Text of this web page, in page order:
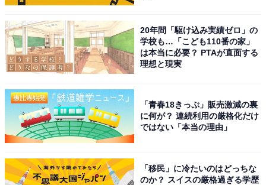
アクセス・料金情報は？ 泊まれる？
アクセス
20年間「駆け込み実績ゼロ」の
学校も…「こども110番の家」
は本当に必要？ PTAが直面する
理想と現実
「青春18きっぷ」販売激減の裏
に何が？ 連続利用の厳格化だけ
ではない「本当の理由」
「移民」に冷たいのはどっちな
のか？ スイスの厳格過ぎる学歴